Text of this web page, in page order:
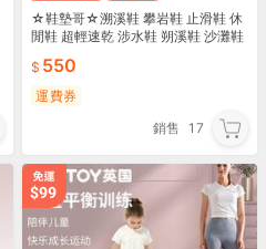
☆鞋墊哥☆溯溪鞋 攀岩鞋 止滑鞋 休
閒鞋 超輕速乾 涉水鞋 朔溪鞋 沙灘鞋
550
運費券
銷售 17